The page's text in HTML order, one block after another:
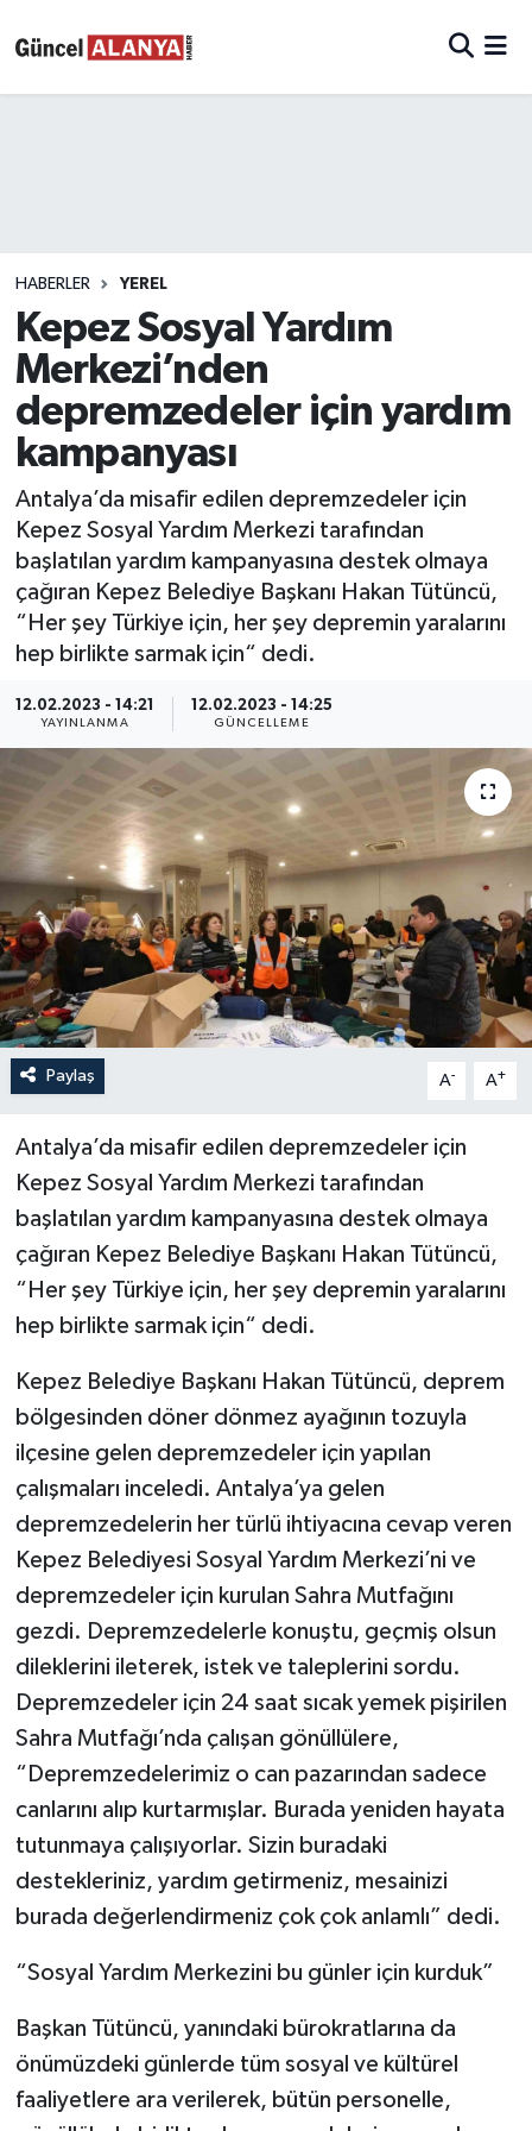
HABERLER YEREL
Kepez Sosyal Yardım
Merkezi’nden
depremzedeler için yardım
kampanyası
Antalya’da misafir edilen depremzedeler için
Kepez Sosyal Yardım Merkezi tarafından
başlatılan yardım kampanyasına destek olmaya
çağıran Kepez Belediye Başkanı Hakan Tütüncü,
“Her şey Türkiye için, her şey depremin yaralarını
hep birlikte sarmak için“ dedi.
12.02.2023 - 14:21
YAYINLANMA
12.02.2023 - 14:25
GÜNCELLEME
Paylaş A- A+
Antalya’da misafir edilen depremzedeler için
Kepez Sosyal Yardım Merkezi tarafından
başlatılan yardım kampanyasına destek olmaya
çağıran Kepez Belediye Başkanı Hakan Tütüncü,
“Her şey Türkiye için, her şey depremin yaralarını
hep birlikte sarmak için“ dedi.
Kepez Belediye Başkanı Hakan Tütüncü, deprem
bölgesinden döner dönmez ayağının tozuyla
ilçesine gelen depremzedeler için yapılan
çalışmaları inceledi. Antalya’ya gelen
depremzedelerin her türlü ihtiyacına cevap veren
Kepez Belediyesi Sosyal Yardım Merkezi’ni ve
depremzedeler için kurulan Sahra Mutfağını
gezdi. Depremzedelerle konuştu, geçmiş olsun
dileklerini ileterek, istek ve taleplerini sordu.
Depremzedeler için 24 saat sıcak yemek pişirilen
Sahra Mutfağı’nda çalışan gönüllülere,
“Depremzedelerimiz o can pazarından sadece
canlarını alıp kurtarmışlar. Burada yeniden hayata
tutunmaya çalışıyorlar. Sizin buradaki
destekleriniz, yardım getirmeniz, mesainizi
burada değerlendirmeniz çok çok anlamlı” dedi.
“Sosyal Yardım Merkezini bu günler için kurduk”
Başkan Tütüncü, yanındaki bürokratlarına da
önümüzdeki günlerde tüm sosyal ve kültürel
faaliyetlere ara verilerek, bütün personelle,